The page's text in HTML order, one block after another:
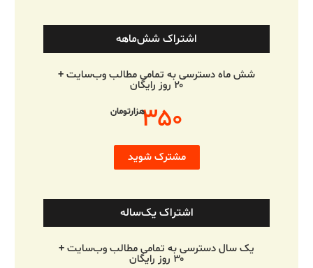
اشتراک شش‌ماهه
شش ماه دسترسی به تمامی مطالب وب‌سایت +
۲۰ روز رایگان
۳۵۰هزارتومان
مشترک شوید
اشتراک یک‌ساله
یک سال دسترسی به تمامی مطالب وب‌سایت +
۳۰ روز رایگان